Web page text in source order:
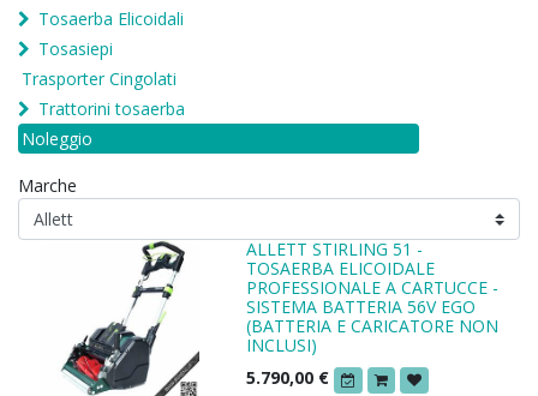
Tosaerba Elicoidali
Tosasiepi
Trasporter Cingolati
Trattorini tosaerba
Noleggio
Marche
ALLETT STIRLING 51 -
TOSAERBA ELICOIDALE
PROFESSIONALE A CARTUCCE -
SISTEMA BATTERIA 56V EGO
(BATTERIA E CARICATORE NON
INCLUSI)
5.790,00 €